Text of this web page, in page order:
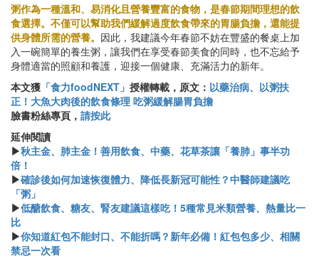
粥作為一種溫和、易消化且營養豐富的食物，是春節期間理想的飲
食選擇。不僅可以幫助我們緩解過度飲食帶來的胃腸負擔，還能提
供身體所需的營養。 因此，我建議今年春節不妨在豐盛的餐桌上加
入一碗簡單的養生粥，讓我們在享受春節美食的同時，也不忘給予
身體適當的照顧和養護，迎接一個健康、充滿活力的新年。
本文獲 「食力foodNEXT」 授權轉載，原文： 以藥治病、以粥扶
正！大魚大肉後的飲食條理 吃粥緩解腸胃負擔
臉書粉絲專頁， 請按此
延伸閱讀
▶秋主金、肺主金！善用飲食、中藥、花草茶讓「養肺」事半功
倍！
▶確診後如何加速恢復體力、降低長新冠可能性？中醫師建議吃
「粥」
▶低醣飲食、糖友、腎友建議這樣吃！5種常見米類營養、熱量比一
比
▶你知道紅包不能封口、不能折嗎？新年必備！紅包包多少、相關
禁忌一次看